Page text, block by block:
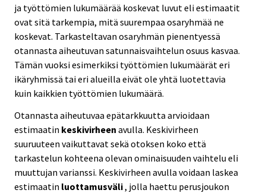
ja työttömien lukumäärää koskevat luvut eli estimaatit
ovat sitä tarkempia, mitä suurempaa osaryhmää ne
koskevat. Tarkasteltavan osaryhmän pienentyessä
otannasta aiheutuvan satunnaisvaihtelun osuus kasvaa.
Tämän vuoksi esimerkiksi työttömien lukumäärät eri
ikäryhmissä tai eri alueilla eivät ole yhtä luotettavia
kuin kaikkien työttömien lukumäärä.
Otannasta aiheutuvaa epätarkkuutta arvioidaan
estimaatin keskivirheen avulla. Keskivirheen
suuruuteen vaikuttavat sekä otoksen koko että
tarkastelun kohteena olevan ominaisuuden vaihtelu eli
muuttujan varianssi. Keskivirheen avulla voidaan laskea
estimaatin luottamusväli, jolla haettu perusjoukon